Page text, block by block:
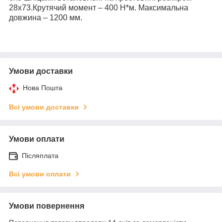
28х73.Крутячий момент – 400 Н*м. Максимальна
довжина – 1200 мм.
Умови доставки
Нова Пошта
Всі умови доставки
Умови оплати
Післяплата
Всі умови оплати
Умови повернення